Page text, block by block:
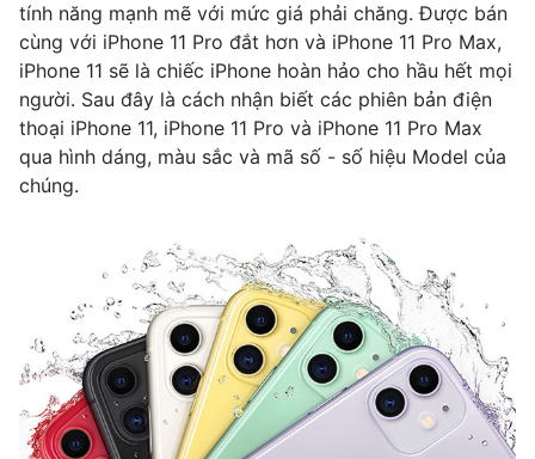
tính năng mạnh mẽ với mức giá phải chăng. Được bán
cùng với iPhone 11 Pro đắt hơn và iPhone 11 Pro Max,
iPhone 11 sẽ là chiếc iPhone hoàn hảo cho hầu hết mọi
người. Sau đây là cách nhận biết các phiên bản điện
thoại iPhone 11, iPhone 11 Pro và iPhone 11 Pro Max
qua hình dáng, màu sắc và mã số - số hiệu Model của
chúng.